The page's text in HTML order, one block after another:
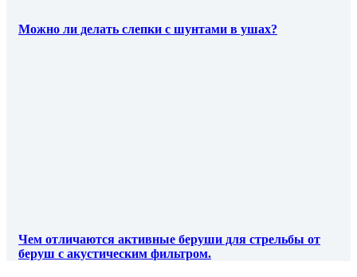
Можно ли делать слепки с шунтами в ушах?
Чем отличаются активные беруши для стрельбы от
беруш с акустическим фильтром.